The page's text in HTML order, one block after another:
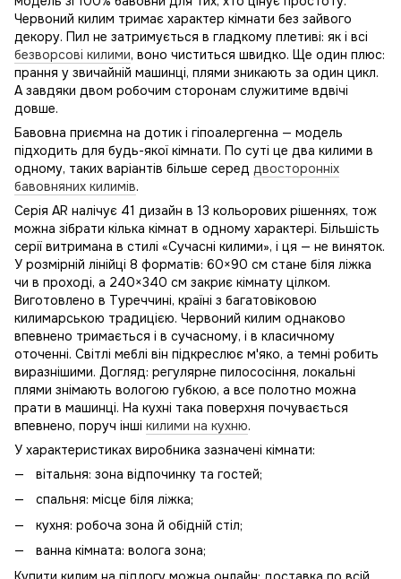
Червоний килим тримає характер кімнати без зайвого
декору. Пил не затримується в гладкому плетиві: як і всі
безворсові килими, воно чиститься швидко. Ще один плюс:
прання у звичайній машинці, плями зникають за один цикл.
А завдяки двом робочим сторонам служитиме вдвічі
довше.
Бавовна приємна на дотик і гіпоалергенна — модель
підходить для будь-якої кімнати. По суті це два килими в
одному, таких варіантів більше серед двосторонніх
бавовняних килимів.
Серія AR налічує 41 дизайн в 13 кольорових рішеннях, тож
можна зібрати кілька кімнат в одному характері. Більшість
серії витримана в стилі «Сучасні килими», і ця — не виняток.
У розмірній лінійці 8 форматів: 60×90 см стане біля ліжка
чи в проході, а 240×340 см закриє кімнату цілком.
Виготовлено в Туреччині, країні з багатовіковою
килимарською традицією. Червоний килим однаково
впевнено тримається і в сучасному, і в класичному
оточенні. Світлі меблі він підкреслює м'яко, а темні робить
виразнішими. Догляд: регулярне пилососіння, локальні
плями знімають вологою губкою, а все полотно можна
прати в машинці. На кухні така поверхня почувається
впевнено, поруч інші килими на кухню.
У характеристиках виробника зазначені кімнати:
вітальня: зона відпочинку та гостей;
спальня: місце біля ліжка;
кухня: робоча зона й обідній стіл;
ванна кімната: волога зона;